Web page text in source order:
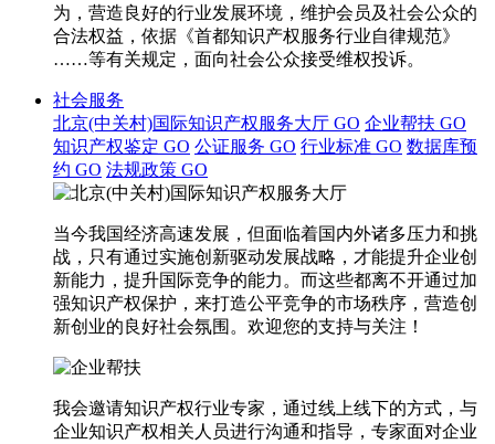
为，营造良好的行业发展环境，维护会员及社会公众的
合法权益，依据《首都知识产权服务行业自律规范》
……等有关规定，面向社会公众接受维权投诉。
社会服务
北京(中关村)国际知识产权服务大厅 GO 企业帮扶 GO
知识产权鉴定 GO 公证服务 GO 行业标准 GO 数据库预
约 GO 法规政策 GO
当今我国经济高速发展，但面临着国内外诸多压力和挑
战，只有通过实施创新驱动发展战略，才能提升企业创
新能力，提升国际竞争的能力。而这些都离不开通过加
强知识产权保护，来打造公平竞争的市场秩序，营造创
新创业的良好社会氛围。欢迎您的支持与关注！
我会邀请知识产权行业专家，通过线上线下的方式，与
企业知识产权相关人员进行沟通和指导，专家面对企业